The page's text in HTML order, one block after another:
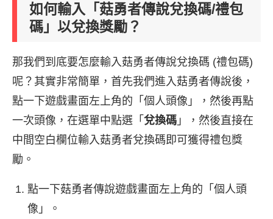
如何輸入「菇勇者傳說兌換碼/禮包
碼」以兌換獎勵？
那我們到底要怎麼輸入菇勇者傳說兌換碼 (禮包碼)
呢？其實非常簡單，首先我們進入菇勇者傳說後，
點一下遊戲畫面左上角的「個人頭像」，然後再點
一次頭像，在選單中點選「 兌換碼 」，然後直接在
中間空白欄位輸入菇勇者兌換碼即可獲得禮包獎
勵。
點一下菇勇者傳說遊戲畫面左上角的「個人頭
像」。